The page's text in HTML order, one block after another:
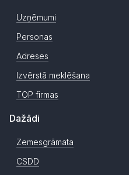
Uzņēmumi
Personas
Adreses
Izvērstā meklēšana
TOP firmas
Dažādi
Zemesgrāmata
CSDD